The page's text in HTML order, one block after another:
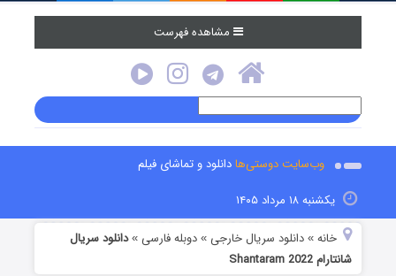
مشاهده فهرست
وب‌سایت دوستی‌هادانلود و تماشای فیلم
یکشنبه ۱۸ مرداد ۱۴۰۵
خانه »دانلود سریال خارجی »دوبله فارسی »دانلود سریال
شانتارام Shantaram 2022